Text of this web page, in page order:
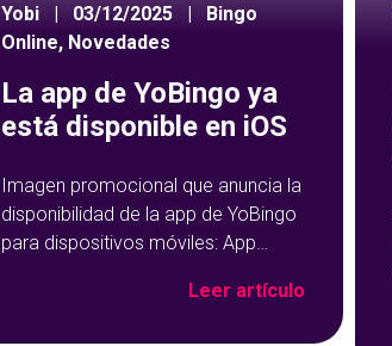
Yobi | 03/12/2025 |
Bingo
Online, Novedades
La app de YoBingo ya
está disponible en iOS
Imagen promocional que anuncia la
disponibilidad de la app de YoBingo
para dispositivos móviles: App
azul con detalles geométricos.
Leer artículo